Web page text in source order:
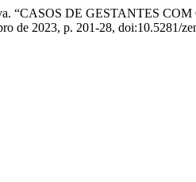
“CASOS DE GESTANTES
de 2023, p. 201-28, doi:10.5281/